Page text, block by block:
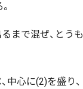
まで混ぜ、とうも
中心に(2)を盛り、